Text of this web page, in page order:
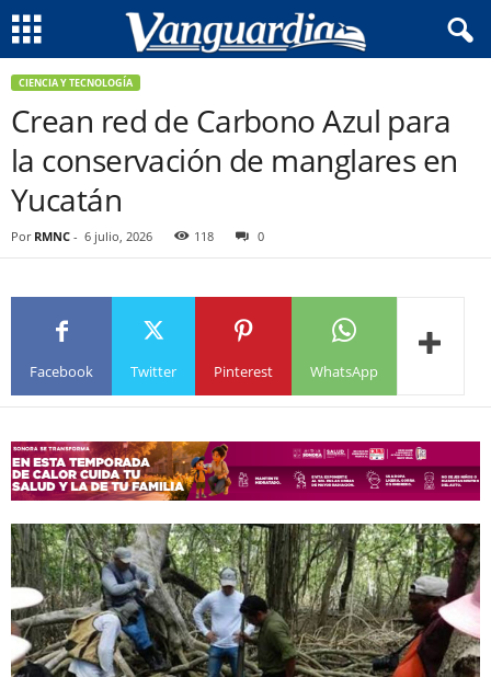
CIENCIA Y TECNOLOGÍA
Crean red de Carbono Azul para
la conservación de manglares en
Yucatán
Por RMNC - 6 julio, 2026 118 0
Facebook Twitter Pinterest WhatsApp